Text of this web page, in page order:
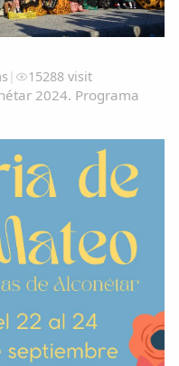
| 15288 visit
2024. Programa